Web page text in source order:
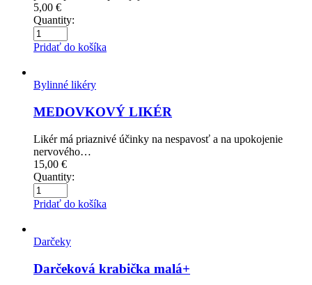
5,00 €
Quantity:
Pridať do košíka
Bylinné likéry
MEDOVKOVÝ LIKÉR
Likér má priaznivé účinky na nespavosť a na upokojenie
nervového…
15,00 €
Quantity:
Pridať do košíka
Darčeky
Darčeková krabička malá+